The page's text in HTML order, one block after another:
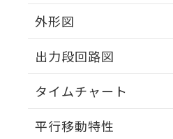
外形図
出力段回路図
タイムチャート
平行移動特性